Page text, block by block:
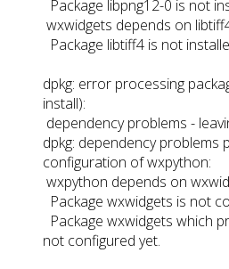
Package libpng12-0 is not
wxwidgets depends on
Package libtiff4 is not
dpkg: error processing
install):
dependency problems -
dpkg: dependency problems
configuration of wxpython:
wxpython depends on
Package wxwidgets is not
Package wxwidgets which
not configured yet.